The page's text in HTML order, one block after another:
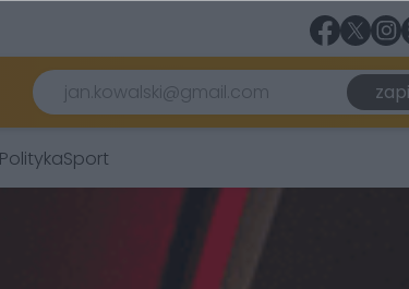
PolitykaSport